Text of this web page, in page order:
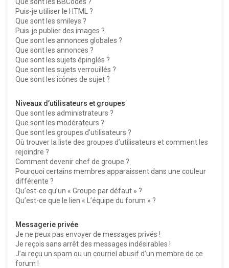
Puis-je utiliser le HTML ?
Que sont les smileys ?
Puis-je publier des images ?
Que sont les annonces globales ?
Que sont les annonces ?
Que sont les sujets épinglés ?
Que sont les sujets verrouillés ?
Que sont les icônes de sujet ?
Niveaux d’utilisateurs et groupes
Que sont les administrateurs ?
Que sont les modérateurs ?
Que sont les groupes d’utilisateurs ?
Où trouver la liste des groupes d’utilisateurs et comment les
rejoindre ?
Comment devenir chef de groupe ?
Pourquoi certains membres apparaissent dans une couleur
différente ?
Qu’est-ce qu’un « Groupe par défaut » ?
Qu’est-ce que le lien « L’équipe du forum » ?
Messagerie privée
Je ne peux pas envoyer de messages privés !
Je reçois sans arrêt des messages indésirables !
J’ai reçu un spam ou un courriel abusif d’un membre de ce
forum !